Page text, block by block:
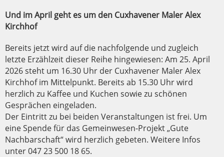
Und im April geht es um den Cuxhavener Maler Alex
Kirchhof
Bereits jetzt wird auf die nachfolgende und zugleich
letzte Erzählzeit dieser Reihe hingewiesen: Am 25. April
2026 steht um 16.30 Uhr der Cuxhavener Maler Alex
Kirchhof im Mittelpunkt. Bereits ab 15.30 Uhr wird
herzlich zu Kaffee und Kuchen sowie zu schönen
Gesprächen eingeladen.
Der Eintritt zu bei beiden Veranstaltungen ist frei. Um
eine Spende für das Gemeinwesen-Projekt „Gute
Nachbarschaft“ wird herzlich gebeten. Weitere Infos
unter 047 23 500 18 65.